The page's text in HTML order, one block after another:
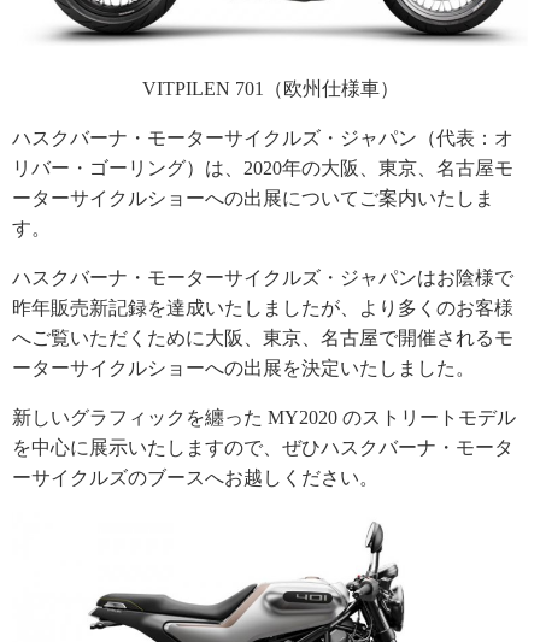
VITPILEN 701（欧州仕様車）
ハスクバーナ・モーターサイクルズ・ジャパン（代表：オ
リバー・ゴーリング）は、2020年の大阪、東京、名古屋モ
ーターサイクルショーへの出展についてご案内いたしま
す。
ハスクバーナ・モーターサイクルズ・ジャパンはお陰様で
昨年販売新記録を達成いたしましたが、より多くのお客様
へご覧いただくために大阪、東京、名古屋で開催されるモ
ーターサイクルショーへの出展を決定いたしました。
新しいグラフィックを纏った MY2020 のストリートモデル
を中心に展示いたしますので、ぜひハスクバーナ・モータ
ーサイクルズのブースへお越しください。